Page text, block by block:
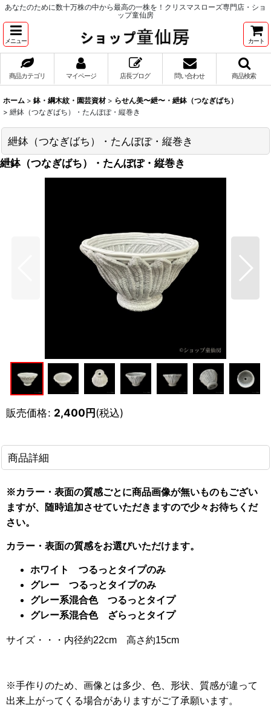
あなたのために数十万株の中から最高の一株を！クリスマスローズ専門店・ショ
ップ童仙房
メニュー カート
商品カテゴリ マイページ 店長ブログ 問い合わせ 商品検索
ホーム > 鉢・綱木紋・園芸資材 > らせん美〜紲〜・紲鉢（つなぎばち）
> 紲鉢（つなぎばち）・たんぽぽ・縦巻き
紲鉢（つなぎばち）・たんぽぽ・縦巻き
紲鉢（つなぎばち）・たんぽぽ・縦巻き
販売価格: 2,400円(税込)
商品詳細
※カラー・表面の質感ごとに商品画像が無いものもござい
ますが、随時追加させていただきますので少々お待ちくだ
さい。
カラー・表面の質感をお選びいただけます。
ホワイト つるっとタイプのみ
グレー つるっとタイプのみ
グレー系混合色 つるっとタイプ
グレー系混合色 ざらっとタイプ
サイズ・・・内径約22cm 高さ約15cm
※手作りのため、画像とは多少、色、形状、質感が違って
出来上がってくる場合がありますがご了承願います。